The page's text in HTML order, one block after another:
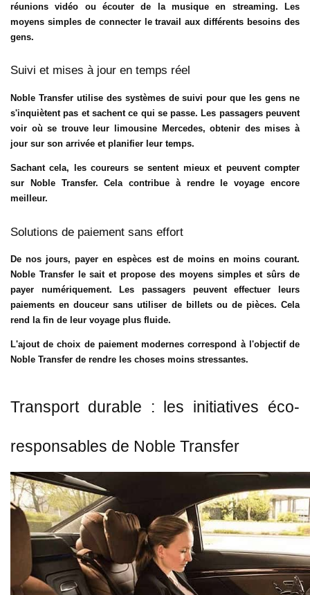
réunions vidéo ou écouter de la musique en streaming. Les
moyens simples de connecter le travail aux différents besoins des
gens.
Suivi et mises à jour en temps réel
Noble Transfer utilise des systèmes de suivi pour que les gens ne
s'inquiètent pas et sachent ce qui se passe. Les passagers peuvent
voir où se trouve leur limousine Mercedes, obtenir des mises à
jour sur son arrivée et planifier leur temps.
Sachant cela, les coureurs se sentent mieux et peuvent compter
sur Noble Transfer. Cela contribue à rendre le voyage encore
meilleur.
Solutions de paiement sans effort
De nos jours, payer en espèces est de moins en moins courant.
Noble Transfer le sait et propose des moyens simples et sûrs de
payer numériquement. Les passagers peuvent effectuer leurs
paiements en douceur sans utiliser de billets ou de pièces. Cela
rend la fin de leur voyage plus fluide.
L'ajout de choix de paiement modernes correspond à l'objectif de
Noble Transfer de rendre les choses moins stressantes.
Transport durable : les initiatives éco-
responsables de Noble Transfer